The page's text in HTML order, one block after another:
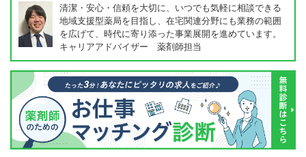
清潔・安心・信頼を大切に、いつでも気軽に相談できる
地域支援型薬局を目指し、在宅関連分野にも業務の範囲
を広げて、時代に寄り添った事業展開を進めています。
キャリアアドバイザー 薬剤師担当